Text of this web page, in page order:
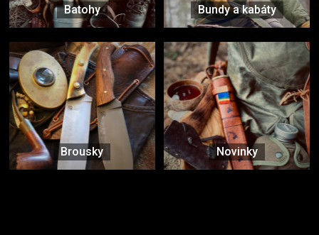
Batohy Bundy a kabáty
Brousky Novinky